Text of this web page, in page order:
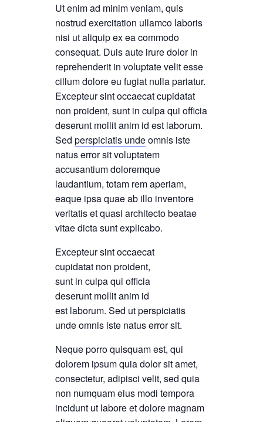
Ut enim ad minim veniam, quis
nostrud exercitation ullamco laboris
nisi ut aliquip ex ea commodo
consequat. Duis aute irure dolor in
reprehenderit in voluptate velit esse
cillum dolore eu fugiat nulla pariatur.
Excepteur sint occaecat cupidatat
non proident, sunt in culpa qui officia
deserunt mollit anim id est laborum.
Sed perspiciatis undeomnis iste
natus error sit voluptatem
accusantium doloremque
laudantium, totam rem aperiam,
eaque ipsa quae ab illo inventore
veritatis et quasi architecto beatae
vitae dicta sunt explicabo.
Excepteur sint occaecat
cupidatat non proident,
sunt in culpa qui officia
deserunt mollit anim id
est laborum. Sed ut perspiciatis
unde omnis iste natus error sit.
Neque porro quisquam est, qui
dolorem ipsum quia dolor sit amet,
consectetur, adipisci velit, sed quia
non numquam eius modi tempora
incidunt ut labore et dolore magnam